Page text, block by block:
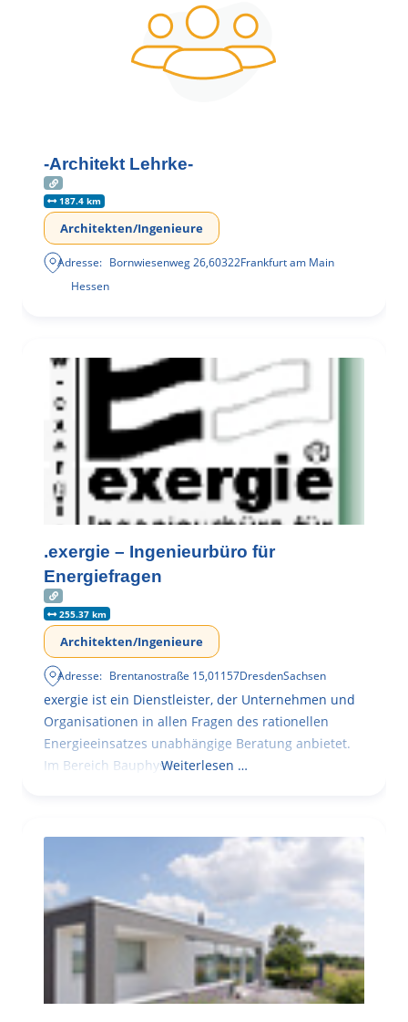
-Architekt Lehrke-
187.4 km
Architekten/Ingenieure
Adresse: Bornwiesenweg 26,60322Frankfurt am Main
Hessen
.exergie – Ingenieurbüro für
Energiefragen
255.37 km
Architekten/Ingenieure
Adresse: Brentanostraße 15,01157DresdenSachsen
exergie ist ein Dienstleister, der Unternehmen und
Organisationen in allen Fragen des rationellen
Energieeinsatzes unabhängige Beratung anbietet.
Im Bereich BauphysikWeiterlesen …